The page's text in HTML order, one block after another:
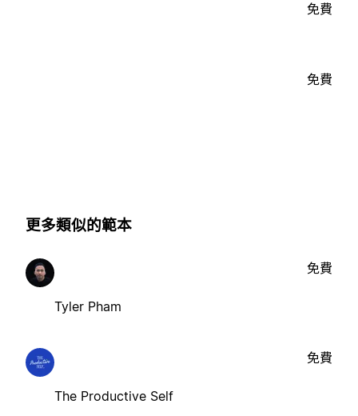
免費
免費
更多類似的範本
Tyler Pham
免費
The Productive Self
免費